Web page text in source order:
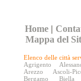
Home |
Mappa del
Elenco delle città
Agrigento
Arezzo
Ascoli-
Bergamo
Biella